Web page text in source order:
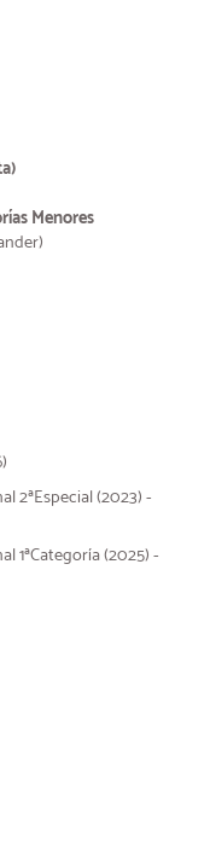
Menores
2ªEspecial (2023) -
1ªCategoría (2025) -